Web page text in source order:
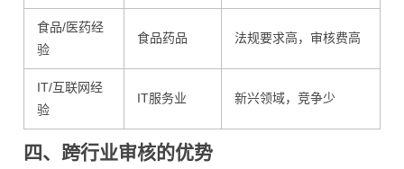
食品/医药经
验
食品药品 法规要求高，审核费高
IT/互联网经
验
IT服务业 新兴领域，竞争少
四、跨行业审核的优势